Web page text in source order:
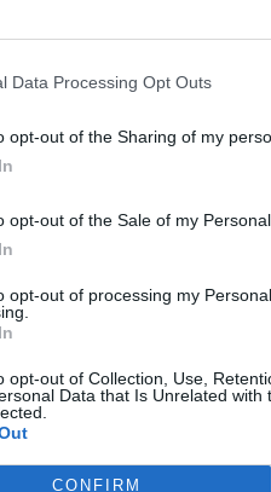
Data Processing Opt Outs
opt-out of the Sharing of my
opt-out of the Sale of my Personal
opt-out of processing my
opt-out of Collection, Use,
Data that Is Unrelated with
CONFIRM
3600 zł miesięcznie
dzieci do 3. roku życia
podniesie próg 500 plus dla
2026 19:14
Cena